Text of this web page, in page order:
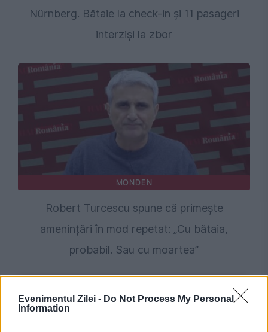
Evenimentul Zilei - Do Not Process My Personal
Information
Nürnberg. Bătaie la check-in și 11 pasageri
interziși la zbor
MONDEN
Robert Turcescu spune că primește
amenințări în mod repetat: „Cu bătaia,
probabil. Sau cu moartea”